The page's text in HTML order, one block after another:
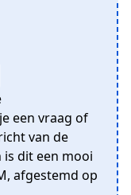
een vraag of
van de
dit een mooi
afgestemd op